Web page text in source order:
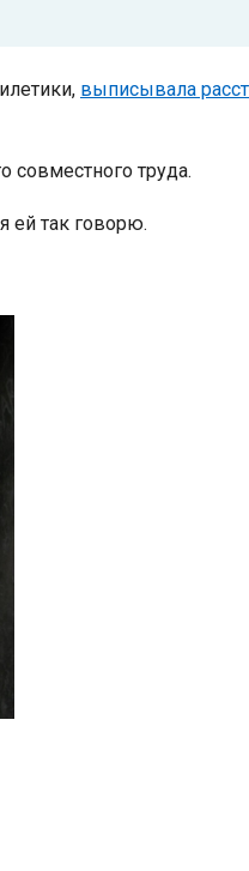
выписывала
совместного труда.
ей так говорю.